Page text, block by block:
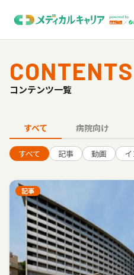
CONTENTS
コンテンツ一覧
すべて 病院向け
すべて 記事 動画
記事